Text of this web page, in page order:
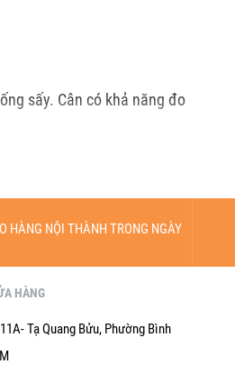
sấy. Cân có khả năng đo
HÀNG NỘI THÀNH TRONG NGÀY
HÀNG
Tạ Quang Bửu, Phường Bình